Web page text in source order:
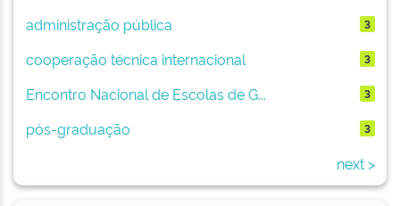
administração pública 3
cooperação técnica internacional 3
Encontro Nacional de Escolas de G... 3
pós-graduação 3
next >